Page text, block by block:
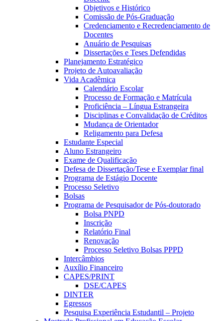
Objetivos e Histórico
Comissão de Pós-Graduação
Credenciamento e Recredenciamento de
Docentes
Anuário de Pesquisas
Dissertações e Teses Defendidas
Planejamento Estratégico
Projeto de Autoavaliação
Vida Acadêmica
Calendário Escolar
Processo de Formação e Matrícula
Proficiência – Língua Estrangeira
Disciplinas e Convalidação de Créditos
Mudança de Orientador
Religamento para Defesa
Estudante Especial
Aluno Estrangeiro
Exame de Qualificação
Defesa de Dissertação/Tese e Exemplar final
Programa de Estágio Docente
Processo Seletivo
Bolsas
Programa de Pesquisador de Pós-doutorado
Bolsa PNPD
Inscrição
Relatório Final
Renovação
Processo Seletivo Bolsas PPPD
Intercâmbios
Auxílio Financeiro
CAPES/PRINT
DSE/CAPES
DINTER
Egressos
Pesquisa Experiência Estudantil – Projeto